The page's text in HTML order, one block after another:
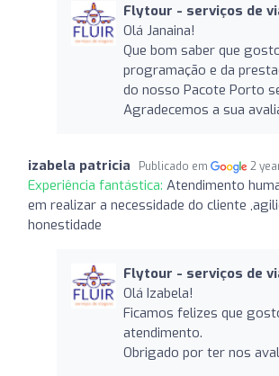
Flytour - serviços de
Olá Janaina!
Que bom saber que
programação e da
do nosso Pacote Porto
Agradecemos a sua
izabela patricia Publicado em 2
Experiência fantástica: Atendimento
em realizar a necessidade do cliente
honestidade
Flytour - serviços de
Olá Izabela!
Ficamos felizes que
atendimento.
Obrigado por ter nos